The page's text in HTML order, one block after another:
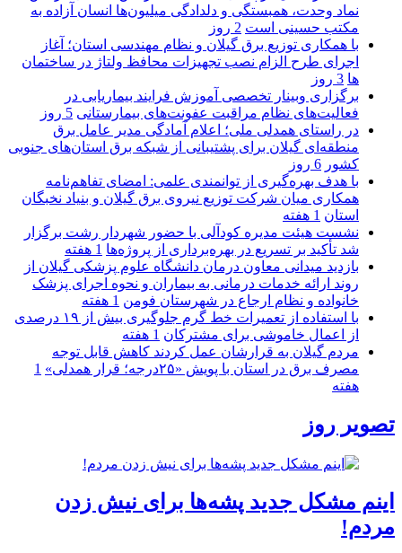
نماد وحدت، همبستگی و دلدادگی میلیون‌ها انسان آزاده به
مکتب حسینی است 2 روز
با همکاری توزیع برق گیلان و نظام مهندسی استان؛ آغاز
اجرای طرح الزام نصب تجهیزات محافظ ولتاژ در ساختمان
ها 3 روز
برگزاری وبینار تخصصی آموزش فرایند بیماریابی در
فعالیت‌های نظام مراقبت عفونت‌های بیمارستانی 5 روز
در راستای همدلی ملی؛ اعلام آمادگی مدیر عامل برق
منطقه‌ای گیلان برای پشتیبانی از شبكه برق استان‌های جنوبی
كشور 6 روز
با هدف بهره‌گیری از توانمندی علمی: امضای تفاهم‌نامه
همكاری میان شركت توزیع نیروی برق گیلان و بنیاد نخبگان
استان 1 هفته
نشست هیئت مدیره کودآلی با حضور شهردار رشت برگزار
شد تأکید بر تسریع در بهره‌برداری از پروژه‌ها 1 هفته
بازدید میدانی معاون درمان دانشگاه علوم پزشکی گیلان از
روند ارائه خدمات درمانی به بیماران و نحوه اجرای پزشک
خانواده و نظام ارجاع در شهرستان فومن 1 هفته
با استفاده از تعمیرات خط گرم جلوگیری بیش از ۱۹ درصدی
از اعمال خاموشی برای مشتركان 1 هفته
مردم گیلان به قرارشان عمل کردند كاهش قابل توجه
مصرف برق در استان با پویش «۲۵درجه؛ قرار همدلی»
1
هفته
تصویر روز
اینم مشکل جدید پشه‌ها برای نیش زدن
مردم!